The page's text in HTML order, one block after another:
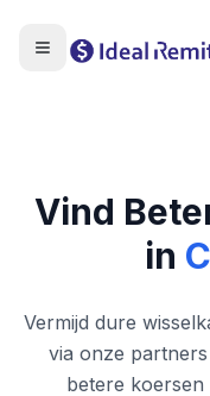
Vind
in
Vermijd dure
via onze
betere koersen